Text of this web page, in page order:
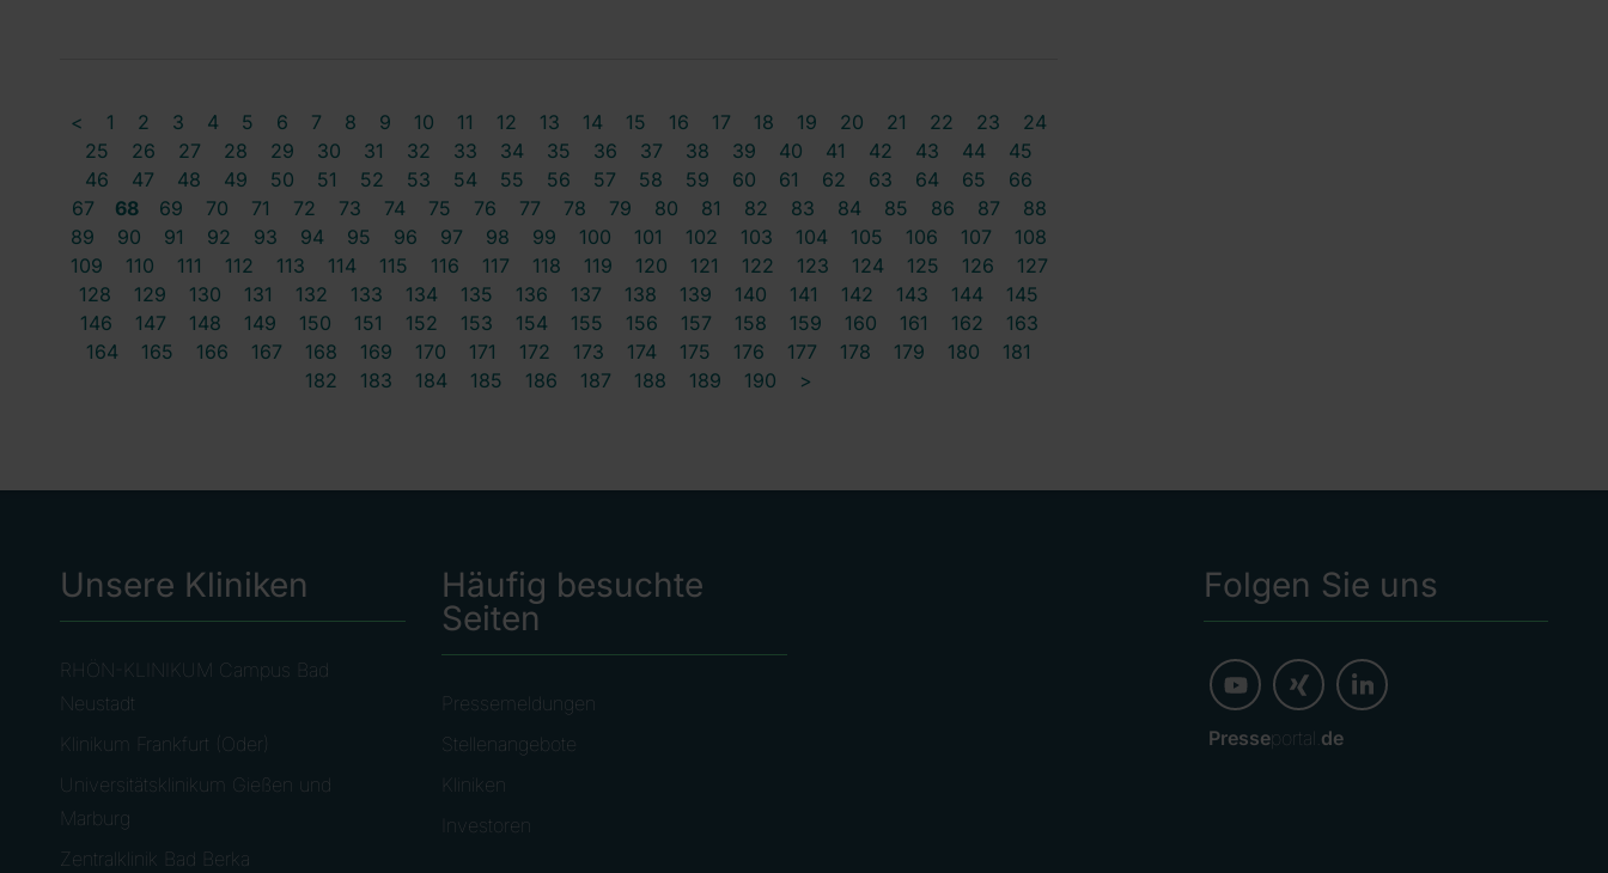
< 1 2 3 4 5 6 7 8 9 10 11 12 13 14 15 16 17 18 19 20 21 22 23
24
25
26 27 28 29 30 31 32 33 34 35 36 37 38 39 40 41 42 43 44
45
46
47 48 49 50 51 52 53 54 55 56 57 58 59 60 61 62 63 64 65
66
67
68 69 70 71 72 73 74 75 76 77 78 79 80 81 82 83 84 85 86 87
88
89
90 91 92 93 94 95 96 97 98 99 100 101 102 103 104 105 106 107
108
109
110 111 112 113 114 115 116 117 118 119 120 121 122 123 124 125 126
127
128
129 130 131 132 133 134 135 136 137 138 139 140 141 142 143 144
145
146
147 148 149 150 151 152 153 154 155 156 157 158 159 160 161 162
163
164
165 166 167 168 169 170 171 172 173 174 175 176 177 178 179 180
181
182
183 184 185 186 187 188 189 190 >
Unsere Kliniken
RHÖN-KLINIKUM Campus Bad
Neustadt
Klinikum Frankfurt (Oder)
Universitätsklinikum Gießen und
Marburg
Zentralklinik Bad Berka
Häufig besuchte
Seiten
Pressemeldungen
Stellenangebote
Kliniken
Investoren
Folgen Sie uns
Presseportal. de